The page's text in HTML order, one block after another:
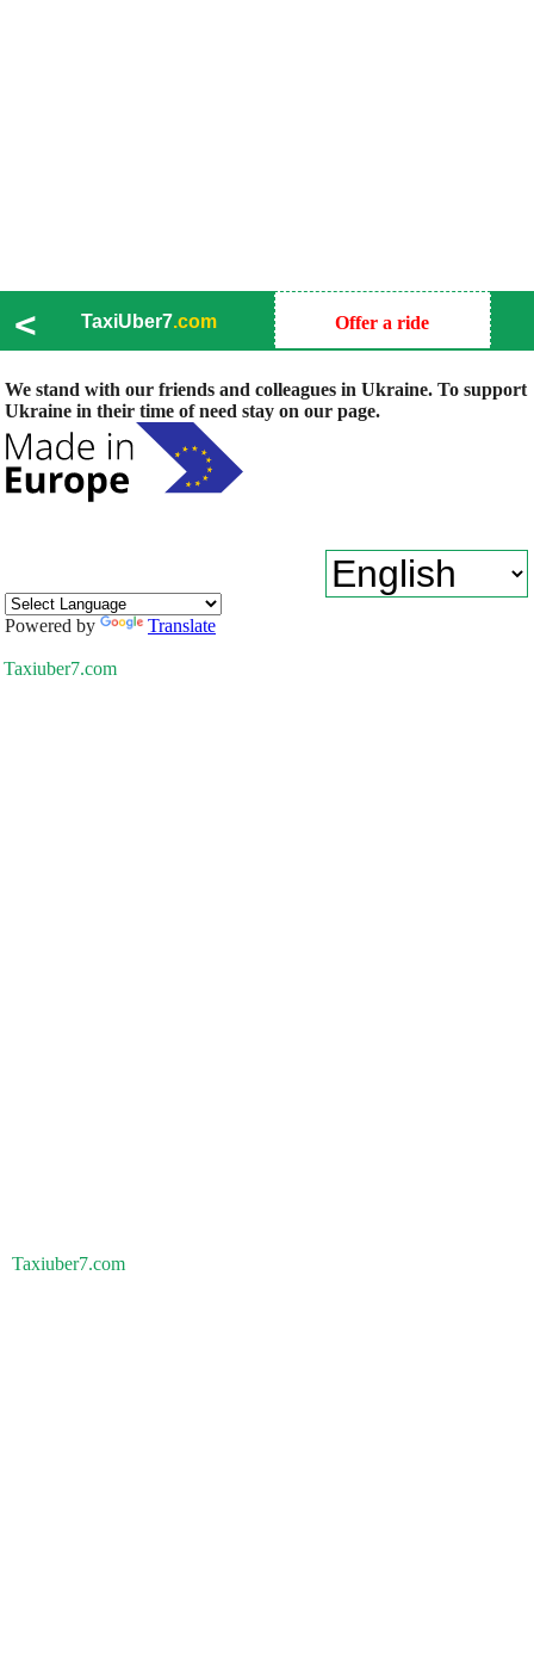
< TaxiUber7.com Offer a ride
We stand with our friends and colleagues in Ukraine. To support
Ukraine in their time of need stay on our page.
Powered by Translate
Taxiuber7.com
Taxiuber7.com